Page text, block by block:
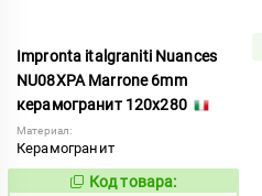
Impronta italgraniti Nuances
NU08XPA Marrone 6mm
керамогранит 120x280
Материал:
Керамогранит
923391
Код товара: